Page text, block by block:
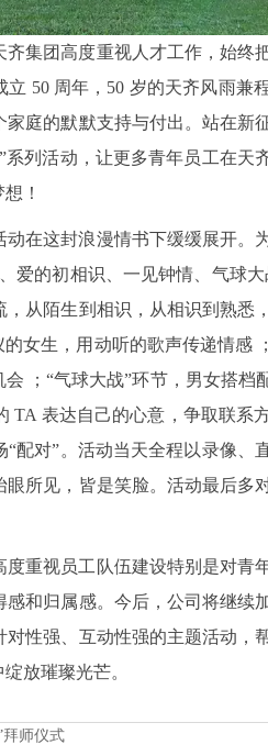
集团高度重视人才工作，始终
50 周年，50 岁的天齐风雨兼
庭的默默支持与付出。站在新
列活动，让更多青年员工在天
！
在这封浪漫情书下缓缓展开。
爱的初相识、一见钟情、气球
从陌生到相识，从相识到熟悉
女生，用动听的歌声传递情感
；“气球大战”环节，男女搭档
表达自己的心意，争取联系
配对”。活动当天全程以录像、
所见，皆是笑脸。活动最后多
重视员工队伍建设特别是对青
和归属感。今后，公司将继续
性强、互动性强的主题活动，
放璀璨光芒。
拜师仪式